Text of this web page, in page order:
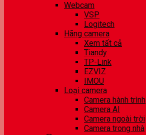
Webcam
VSP
Logitech
Hãng camera
Xem tất cả
Tiandy
TP-Link
EZVIZ
IMOU
Loại camera
Camera hành trình
Camera AI
Camera ngoài trời
Camera trong nhà